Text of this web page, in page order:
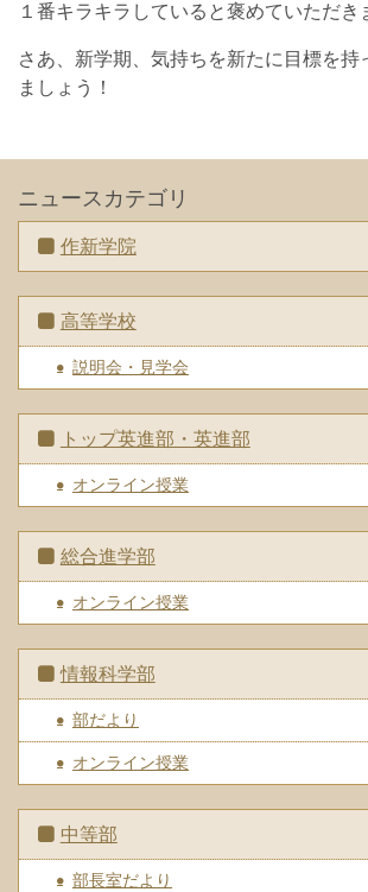
１番キラキラしていると褒めていただき
さあ、新学期、気持ちを新たに目標を持
ましょう！
ニュースカテゴリ
作新学院
高等学校
説明会・見学会
トップ英進部・英進部
オンライン授業
総合進学部
オンライン授業
情報科学部
部だより
オンライン授業
中等部
部長室だより